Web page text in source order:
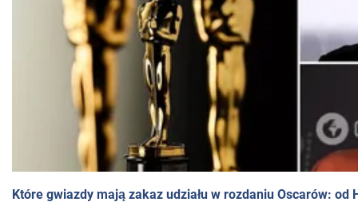
Które gwiazdy mają zakaz udziału w rozdaniu Oscarów: od